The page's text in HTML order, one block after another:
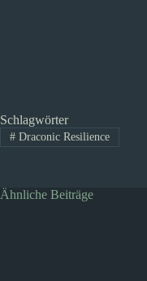
Schlagwörter
#Draconic Resilience
Ähnliche Beiträge